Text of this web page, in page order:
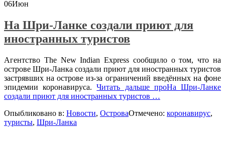
06Июн
На Шри-Ланке создали приют для
иностранных туристов
Агентство The New Indian Express сообщило о том, что на
острове Шри-Ланка создали приют для иностранных туристов
застрявших на острове из-за ограничений введённых на фоне
эпидемии коронавируса.Читать дальше проНа Шри-Ланке
создали приют для иностранных туристов …
Опыбликовано в: Новости, ОстроваОтмечено: коронавирус,
туристы, Шри-Ланка